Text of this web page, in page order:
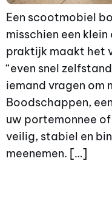
Een scootmobiel
misschien een
praktijk maakt het
“even snel
iemand vragen om
Boodschappen,
uw portemonnee
veilig, stabiel en
meenemen. […]